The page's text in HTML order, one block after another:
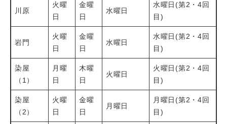
川原
火曜
日
金曜
日
水曜日
水曜日(第2・4回
目)
岩門
火曜
日
金曜
日
水曜日
水曜日(第2・4回
目)
染屋
（1）
月曜
日
木曜
日
火曜日
火曜日(第2・4回
目)
染屋
（2）
火曜
日
金曜
日
月曜日
月曜日(第2・4回
目)